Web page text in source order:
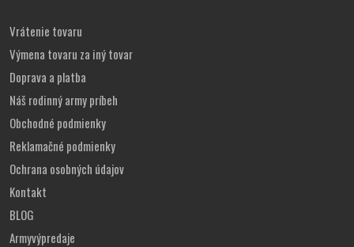
Vrátenie tovaru
Výmena tovaru za iný tovar
Doprava a platba
Náš rodinný army príbeh
Obchodné podmienky
Reklamačné podmienky
Ochrana osobných údajov
Kontakt
BLOG
Armyvýpredaje